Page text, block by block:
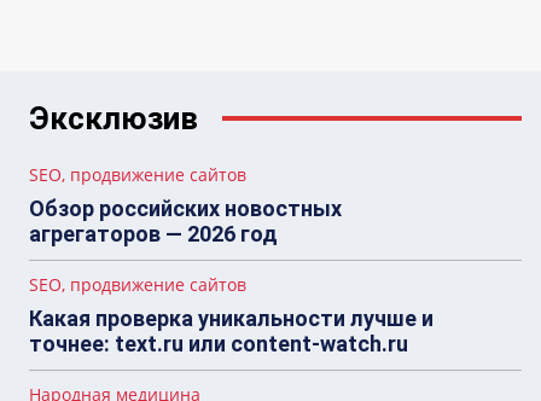
Эксклюзив
SEO, продвижение сайтов
Обзор российских новостных
агрегаторов — 2026 год
SEO, продвижение сайтов
Какая проверка уникальности лучше и
точнее: text.ru или content-watch.ru
Народная медицина